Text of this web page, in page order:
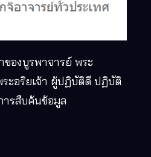
องบูรพาจารย์ พระ
ะอริยเจ้า ผู้ปฏิบัติดี ปฏิบัติ
ารสืบค้นข้อมูล